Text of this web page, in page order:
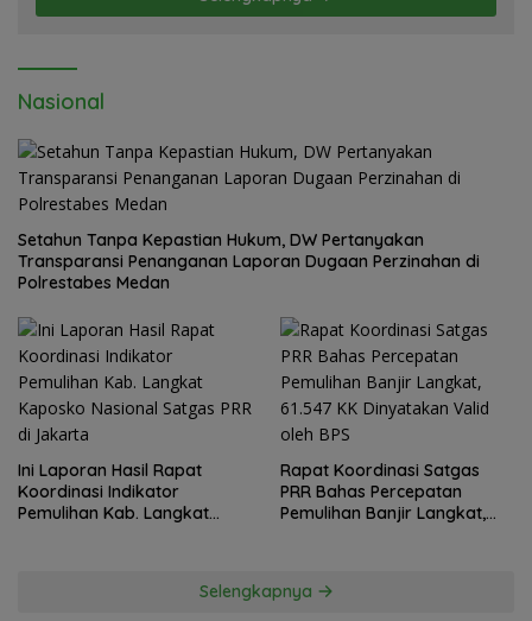
Nasional
Setahun Tanpa Kepastian Hukum, DW Pertanyakan
Transparansi Penanganan Laporan Dugaan Perzinahan di
Polrestabes Medan
Ini Laporan Hasil Rapat
Koordinasi Indikator
Pemulihan Kab. Langkat
Rapat Koordinasi Satgas
PRR Bahas Percepatan
Pemulihan Banjir Langkat,
Selengkapnya